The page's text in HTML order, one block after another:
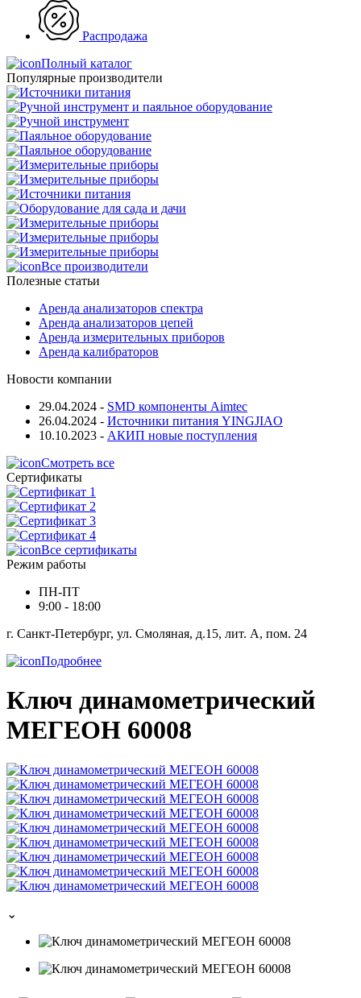
Распродажа
Полный каталог
Популярные производители
Все производители
Полезные статьи
Аренда анализаторов спектра
Аренда анализаторов цепей
Аренда измерительных приборов
Аренда калибраторов
Новости компании
29.04.2024 - SMD компоненты Aimtec
26.04.2024 - Источники питания YINGJIAO
10.10.2023 - АКИП новые поступления
Смотреть все
Сертификаты
Все сертификаты
Режим работы
ПН-ПТ
9:00 - 18:00
г. Санкт-Петербург, ул. Смоляная, д.15, лит. А, пом. 24
Подробнее
Ключ динамометрический
МЕГЕОН 60008
⌄